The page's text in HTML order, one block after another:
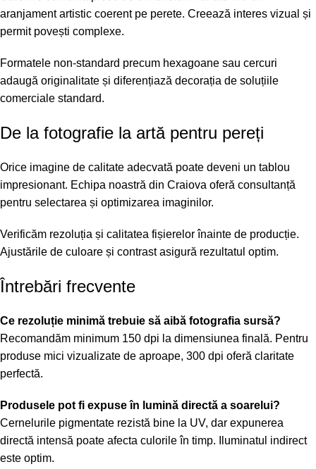
aranjament artistic coerent pe perete. Creează interes vizual și
permit povești complexe.
Formatele non-standard precum hexagoane sau cercuri
adaugă originalitate și diferențiază decorația de soluțiile
comerciale standard.
De la fotografie la artă pentru pereți
Orice imagine de calitate adecvată poate deveni un tablou
impresionant. Echipa noastră din Craiova oferă consultanță
pentru selectarea și optimizarea imaginilor.
Verificăm rezoluția și calitatea fișierelor înainte de producție.
Ajustările de culoare și contrast asigură rezultatul optim.
Întrebări frecvente
Ce rezoluție minimă trebuie să aibă fotografia sursă?
Recomandăm minimum 150 dpi la dimensiunea finală. Pentru
produse mici vizualizate de aproape, 300 dpi oferă claritate
perfectă.
Produsele pot fi expuse în lumină directă a soarelui?
Cernelurile pigmentate rezistă bine la UV, dar expunerea
directă intensă poate afecta culorile în timp. Iluminatul indirect
este optim.